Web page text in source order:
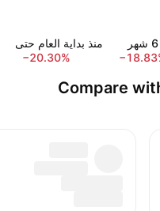
‎6‎ شهر
منذ بداية العام حتى
−20.30%
Compare